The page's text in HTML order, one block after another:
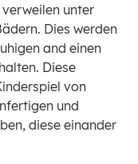
unter
Dies werden
and einen
Diese
von
und
diese einander